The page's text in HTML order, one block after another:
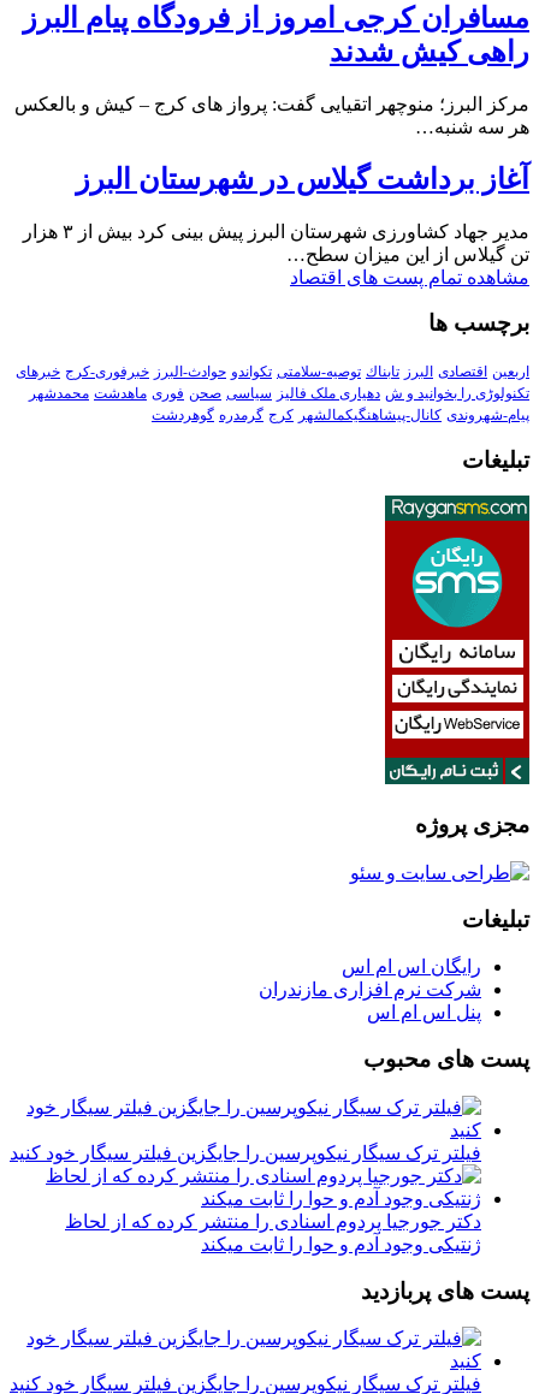
مسافران کرجی امروز از فرودگاه پیام البرز
راهی کیش شدند
مرکز البرز؛ منوچهر اتقیایی گفت: پرواز های کرج – کیش و بالعکس
هر سه شنبه…
آغاز برداشت گیلاس در شهرستان البرز
مدیر جهاد کشاورزی شهرستان البرز پیش بینی کرد بیش از ۳ هزار
تن گیلاس از این میزان سطح…
مشاهده تمام پست های اقتصاد
برچسب ها
اربعین اقتصادی البرز تابناك توصیه-سلامتی تکواندو حوادث-البرز خبرفوری-کرج خبرهای
تکنولوڑی را بخوانید و ش دهیاری ملک فالیز سیاسی صحن فوری ماهدشت محمدشهر
پیام-شهروندی کانال-پیشاهنگیکمالشهر کرج گرمدره گوهردشت
تبلیغات
مجزی پروژه
تبلیغات
رایگان اس ام اس
شرکت نرم افزاری مازندران
پنل اس ام اس
پست های محبوب
فیلتر ترک سیگار نیکوپرسین را جایگزین فیلتر سیگار خود کنید
دکتر جورجیا پردوم اسنادی را منتشر کرده که از لحاظ
ژنتیکی وجود آدم و حوا را ثابت میکند
پست های پربازدید
فیلتر ترک سیگار نیکوپرسین را جایگزین فیلتر سیگار خود کنید